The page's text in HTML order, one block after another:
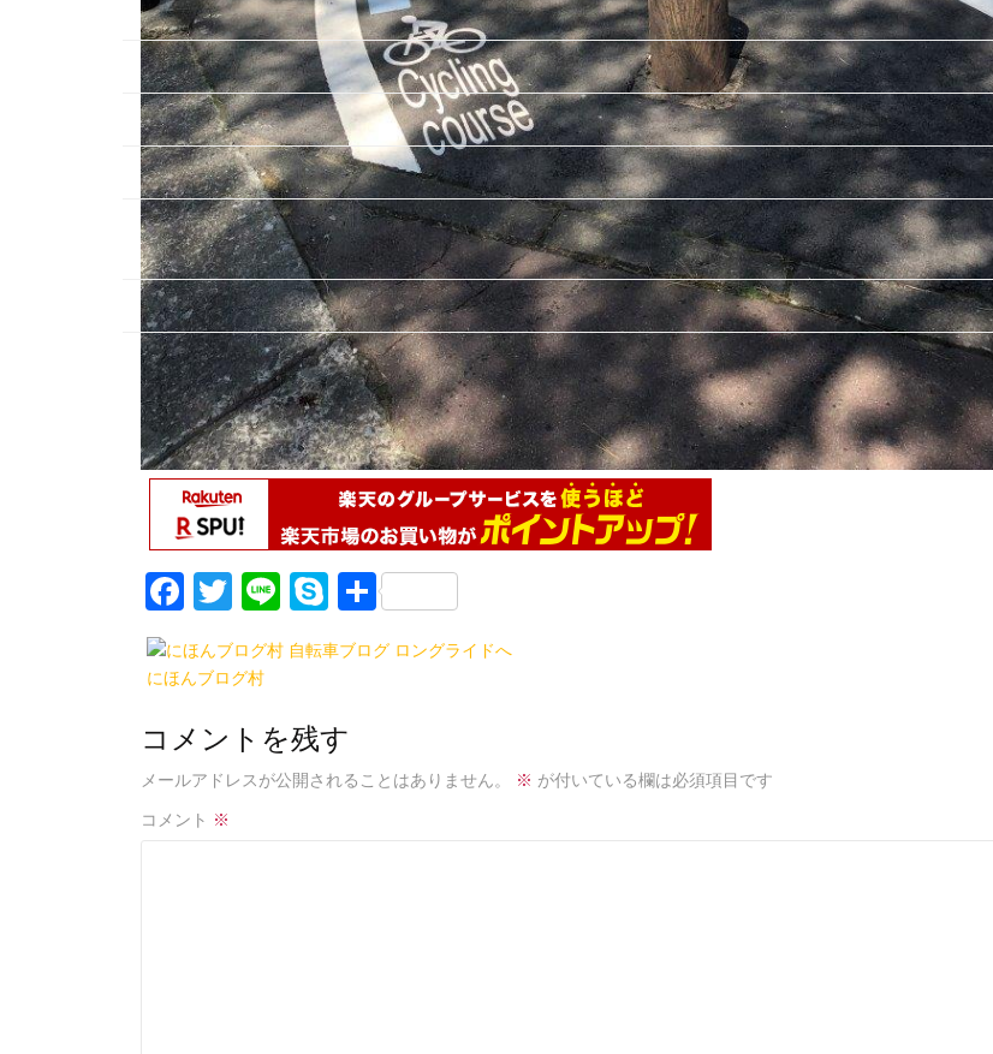
F
a
c
b
o
o
T
w
itt
Li
n
e
S
k
y
e
共
有
にほんブログ村
コメントを残す
メールアドレスが公開されることはありません。 ※ が付いている欄は必須項目です
コメント ※